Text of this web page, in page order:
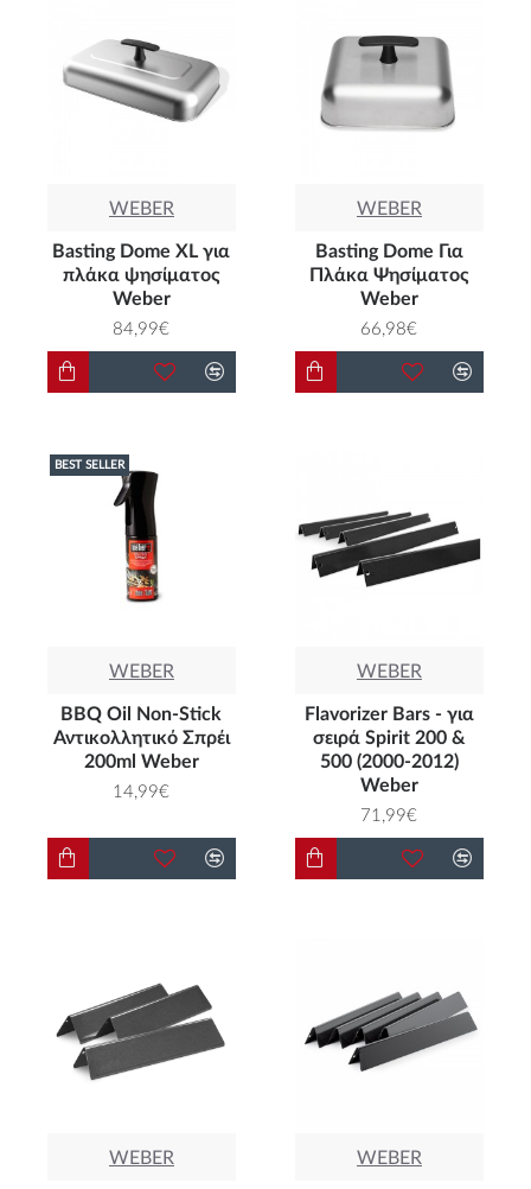
WEBER
Basting Dome XL για
πλάκα ψησίματος
Weber
84,99€
WEBER
Basting Dome Για
Πλάκα Ψησίματος
Weber
66,98€
BEST SELLER
WEBER
BBQ Oil Non-Stick
Αντικολλητικό Σπρέι
200ml Weber
14,99€
WEBER
Flavorizer Bars - για
σειρά Spirit 200 &
500 (2000-2012)
Weber
71,99€
WEBER WEBER